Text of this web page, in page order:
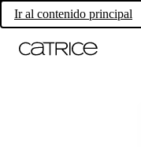
Ir al contenido principal